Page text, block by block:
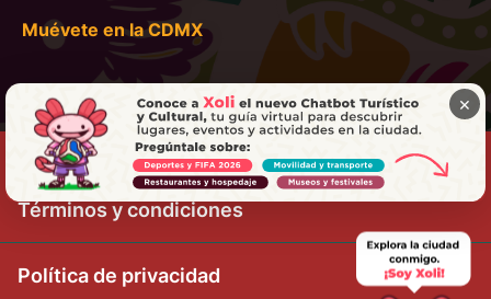
Muévete en la CDMX
Términos y condiciones
Política de privacidad
×